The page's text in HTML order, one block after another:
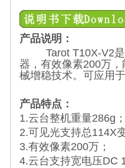
产品说明：
Tarot T10X-V2是
器，有效像素200万
械增稳技术。可应用
产品特点：
1.云台整机重量286g
2.可见光支持总114X
3.有效像素200万；
4.云台支持宽电压DC